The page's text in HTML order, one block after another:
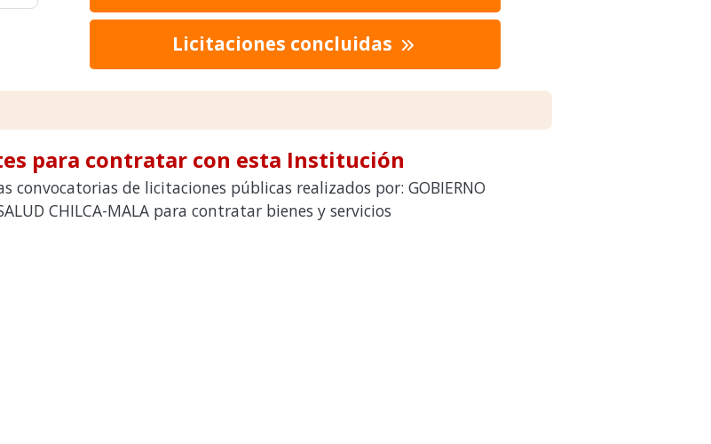
Licitaciones concluidas
para contratar con esta Institución
convocatorias de licitaciones públicas realizados por: GOBIERNO
SALUD CHILCA-MALA para contratar bienes y servicios